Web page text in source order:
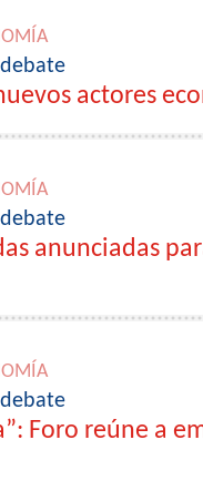
actores
anunciadas
Foro reúne a